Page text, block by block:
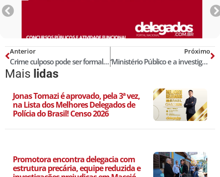
Anterior
Crime culposo pode ser formal e dispensar o resultado
Próximo
‘Ministério Público e a investigação criminal: uma afronta à Constituição Federal’, por Flávio Craveiro
Mais lidas
Jonas Tomazi é aprovado, pela 3ª vez,
na Lista dos Melhores Delegados de
Polícia do Brasil! Censo 2026
Promotora encontra delegacia com
estrutura precária, equipe reduzida e